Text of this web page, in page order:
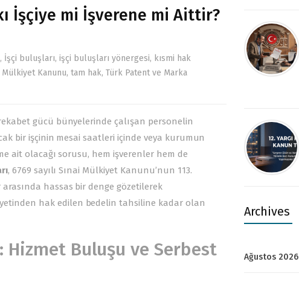
İşçiye mi İşverene mi Aittir?
, İşçi buluşları, işçi buluşları yönergesi, kısmi hak
Mülkiyet Kanunu, tam hak, Türk Patent ve Marka
gücü bünyelerinde çalışan personelin
bir işçinin mesai saatleri içinde veya kurumun
ait olacağı sorusu, hem işverenler hem de
, 6769 sayılı Sınai Mülkiyet Kanunu’nun 113.
hassas bir denge gözetilerek
hak edilen bedelin tahsiline kadar olan
Hizmet Buluşu ve Serbest
Archives
Ağustos 2026